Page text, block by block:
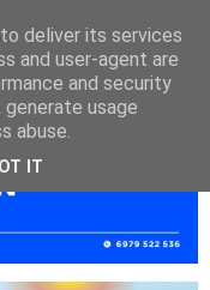
deliver its services
and user-agent are
and security
usage
abuse.
IT